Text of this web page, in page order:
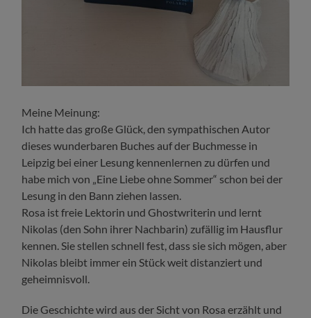
Meine Meinung:
Ich hatte das große Glück, den sympathischen Autor
dieses wunderbaren Buches auf der Buchmesse in
Leipzig bei einer Lesung kennenlernen zu dürfen und
habe mich von „Eine Liebe ohne Sommer“ schon bei der
Lesung in den Bann ziehen lassen.
Rosa ist freie Lektorin und Ghostwriterin und lernt
Nikolas (den Sohn ihrer Nachbarin) zufällig im Hausflur
kennen. Sie stellen schnell fest, dass sie sich mögen, aber
Nikolas bleibt immer ein Stück weit distanziert und
geheimnisvoll.
Die Geschichte wird aus der Sicht von Rosa erzählt und